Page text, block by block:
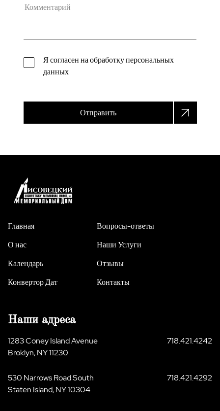
Я согласен на обработку персональных
данных
Отправить
Главная
О нас
Календарь
Конвертор Дат
Вопросы-ответы
Наши Услуги
Отзывы
Контакты
Наши адреса
1283 Coney Island Avenue
Broklyn, NY 11230
718.421.4242
530 Narrows Road South
Staten Island, NY 10304
718.421.4292